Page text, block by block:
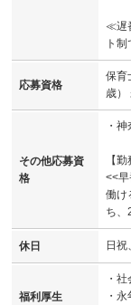
≪遅
ト
応募資格
保育
歳）
その他応募資
格
・
【
<<
働け
ち、
休日 日
福利厚生
・
・